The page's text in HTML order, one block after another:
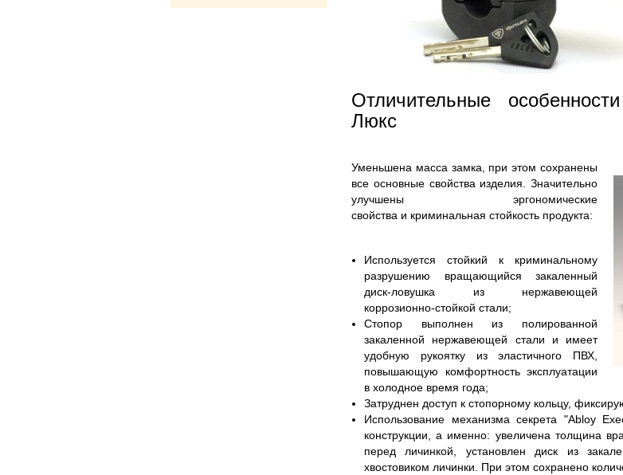
Отличительные
Люкс
Уменьшена масса замка, при этом сохранены
все основные свойства изделия. Значительно
улучшены эргономические
свойства и криминальная стойкость продукта:
Используется стойкий к криминальному
разрушению вращающийся закаленный
диск-ловушка из нержавеющей
коррозионно-стойкой стали;
Стопор выполнен из полированной
закаленной нержавеющей стали и имеет
удобную рукоятку из эластичного ПВХ,
повышающую комфортность эксплуатации
в холодное время года;
Затруднен доступ к стопорному кольцу,
Использование механизма секрета "Abloy
конструкции, а именно: увеличена толщина
перед личинкой, установлен диск из
хвостовиком личинки. При этом сохранено